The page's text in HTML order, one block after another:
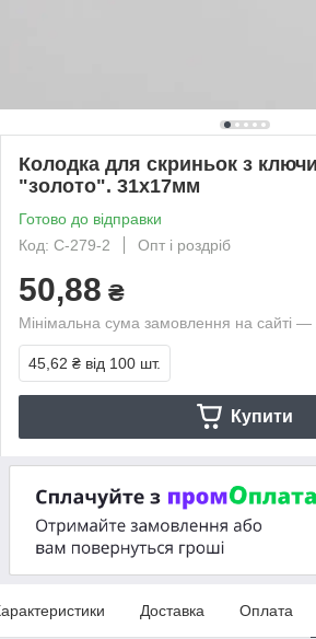
Колодка для скриньок з
"золото". 31х17мм
Готово до відправки
Код: C-279-2
Опт і роздріб
50,88 ₴
Мінімальна сума замовлення на сайті
45,62 ₴ від 100 шт.
Купити
Доставка Оплата